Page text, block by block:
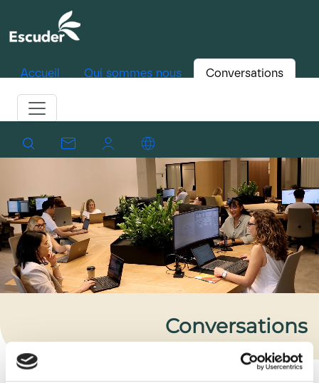
Accueil Qui sommes nous Conversations
Conversations
Nouvelles de l’entreprise et des